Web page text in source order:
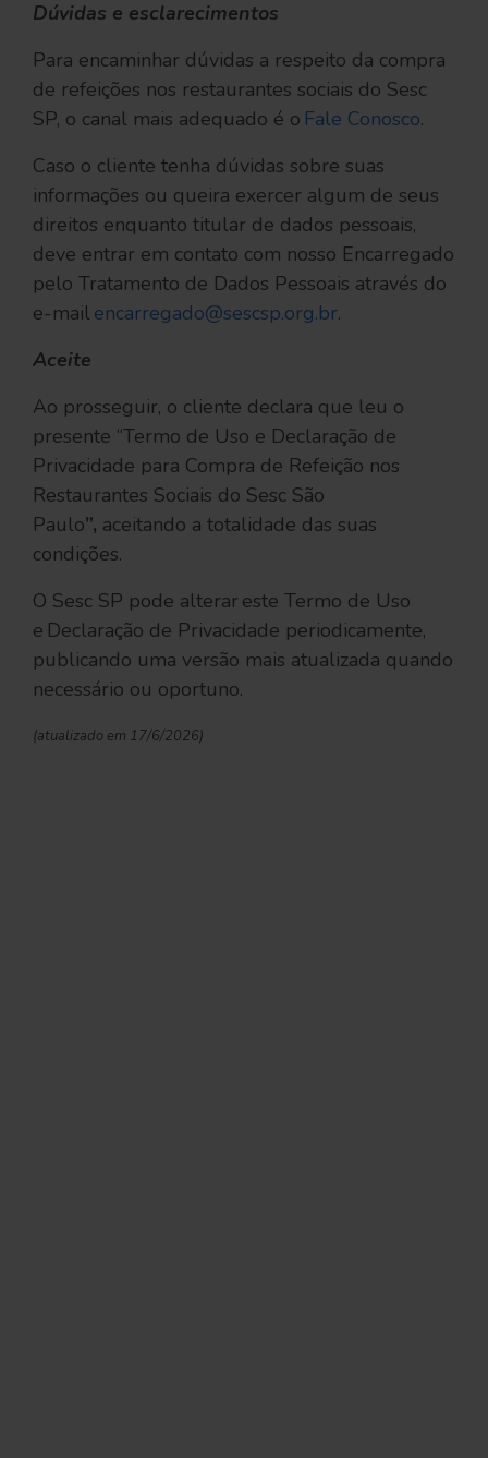
Dúvidas e esclarecimentos
Para encaminhar dúvidas a respeito da compra
de refeições nos restaurantes sociais do Sesc
SP, o canal mais adequado é o Fale Conosco.
Caso o cliente tenha dúvidas sobre suas
informações ou queira exercer algum de seus
direitos enquanto titular de dados pessoais,
deve entrar em contato com nosso Encarregado
pelo Tratamento de Dados Pessoais através do
e-mail encarregado@sescsp.org.br.
Aceite
Ao prosseguir, o cliente declara que leu o
presente “Termo de Uso e Declaração de
Privacidade para Compra de Refeição nos
Restaurantes Sociais do Sesc São
Paulo”, aceitando a totalidade das suas
condições.
O Sesc SP pode alterar este Termo de Uso
e Declaração de Privacidade periodicamente,
publicando uma versão mais atualizada quando
necessário ou oportuno.
(atualizado em 17/6/2026)